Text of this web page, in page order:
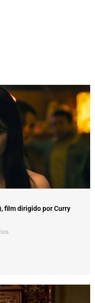
film dirigido por Curry